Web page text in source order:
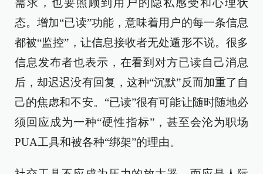
需求，也要照顾到用户的隐私感受和心理状
态。增加“已读”功能，意味着用户的每一条信息
都被“监控”，让信息接收者无处遁形不说。很多
信息发布者也表示，在看到对方已读自己消息
后，却迟迟没有回复，这种“沉默”反而加重了自
己的焦虑和不安。“已读”很有可能让随时随地必
须回应成为一种“硬性指标”，甚至会沦为职场
PUA工具和被各种“绑架”的理由。